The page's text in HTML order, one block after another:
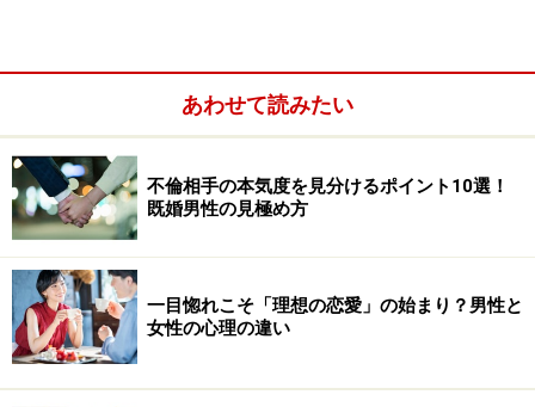
観的に彼を観察する傾向があります。やはり結婚しても
うまくいくカップルは他人から見ても二人でいる時にお
互い心地よい空気感を持っています。
個人的にもたくさんのカップルを見てきましたが、それ
が付き合い始めであっても一目見た時にこの二人はその
まま結婚するなと感じる時があります。実際にその後に
結婚してそのまま幸せな家庭を築いていきますが、一方
でやはり違和感を覚えるカップルもたくさんいました。
通常は結婚前に別れるのですが、中には結婚してしまい
あわせて読みたい
不倫相手の本気度を見分けるポイント10選！
既婚男性の見極め方
一目惚れこそ「理想の恋愛」の始まり？男性と
女性の心理の違い